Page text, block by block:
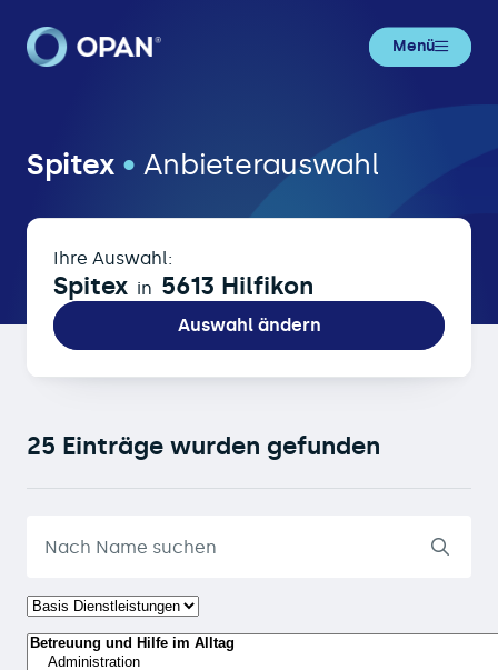
Menü
Spitex • Anbieterauswahl
Ihre Auswahl:
Spitex in 5613 Hilfikon
Auswahl ändern
25 Einträge wurden gefunden